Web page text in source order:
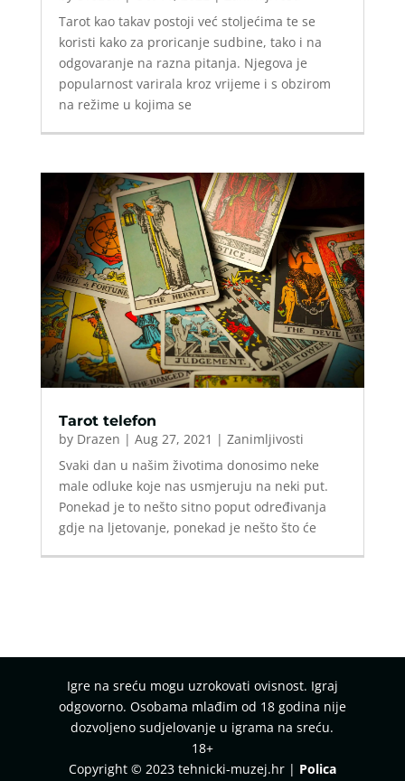
Tarot kao takav postoji već stoljećima te se
koristi kako za proricanje sudbine, tako i na
odgovaranje na razna pitanja. Njegova je
popularnost varirala kroz vrijeme i s obzirom
na režime u kojima se
Tarot telefon
by Drazen | Aug 27, 2021 | Zanimljivosti
Svaki dan u našim životima donosimo neke
male odluke koje nas usmjeruju na neki put.
Ponekad je to nešto sitno poput određivanja
gdje na ljetovanje, ponekad je nešto što će
Igre na sreću mogu uzrokovati ovisnost. Igraj
odgovorno. Osobama mlađim od 18 godina nije
dozvoljeno sudjelovanje u igrama na sreću.
18+
Copyright © 2023 tehnicki-muzej.hr | Polica